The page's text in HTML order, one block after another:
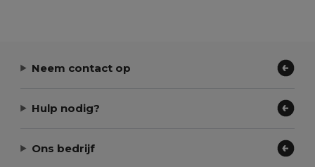
Neem contact op
Hulp nodig?
Ons bedrijf